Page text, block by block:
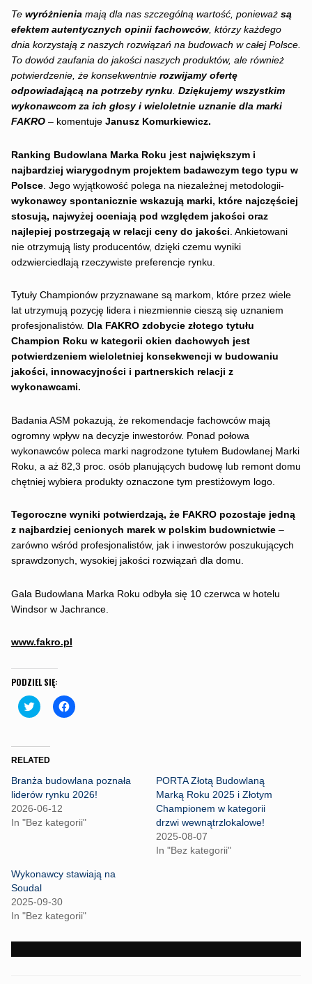
Te wyróżnienia mają dla nas szczególną wartość, ponieważ są
efektem autentycznych opinii fachowców, którzy każdego
dnia korzystają z naszych rozwiązań na budowach w całej Polsce.
To dowód zaufania do jakości naszych produktów, ale również
potwierdzenie, że konsekwentnie rozwijamy ofertę
odpowiadającą na potrzeby rynku. Dziękujemy wszystkim
wykonawcom za ich głosy i wieloletnie uznanie dla marki
FAKRO – komentuje Janusz Komurkiewicz.
Ranking Budowlana Marka Roku jest największym i
najbardziej wiarygodnym projektem badawczym tego typu w
Polsce. Jego wyjątkowość polega na niezależnej metodologii-
wykonawcy spontanicznie wskazują marki, które najczęściej
stosują, najwyżej oceniają pod względem jakości oraz
najlepiej postrzegają w relacji ceny do jakości . Ankietowani
nie otrzymują listy producentów, dzięki czemu wyniki
odzwierciedlają rzeczywiste preferencje rynku.
Tytuły Championów przyznawane są markom, które przez wiele
lat utrzymują pozycję lidera i niezmiennie cieszą się uznaniem
profesjonalistów. Dla FAKRO zdobycie złotego tytułu
Champion Roku w kategorii okien dachowych jest
potwierdzeniem wieloletniej konsekwencji w budowaniu
jakości, innowacyjności i partnerskich relacji z
wykonawcami.
Badania ASM pokazują, że rekomendacje fachowców mają
ogromny wpływ na decyzje inwestorów. Ponad połowa
wykonawców poleca marki nagrodzone tytułem Budowlanej Marki
Roku, a aż 82,3 proc. osób planujących budowę lub remont domu
chętniej wybiera produkty oznaczone tym prestiżowym logo.
Tegoroczne wyniki potwierdzają, że FAKRO pozostaje jedną
z najbardziej cenionych marek w polskim budownictwie–
zarówno wśród profesjonalistów, jak i inwestorów poszukujących
sprawdzonych, wysokiej jakości rozwiązań dla domu.
Gala Budowlana Marka Roku odbyła się 10 czerwca w hotelu
Windsor w Jachrance.
www.fakro.pl
PODZIEL SIĘ:
C
l
t
o
h
a
r
e
o
n
e
r
(
O
p
e
s
n
C
l
h
a
r
n
o
O
p
n
i
RELATED
Branża budowlana poznała
liderów rynku 2026!
2026-06-12
In "Bez kategorii"
PORTA Złotą Budowlaną
Marką Roku 2025 i Złotym
Championem w kategorii
drzwi wewnątrzlokalowe!
2025-08-07
In "Bez kategorii"
Wykonawcy stawiają na
Soudal
2025-09-30
In "Bez kategorii"